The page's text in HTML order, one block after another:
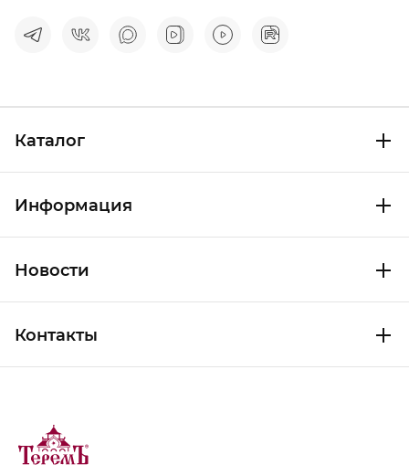
Каталог
Информация
Новости
Контакты